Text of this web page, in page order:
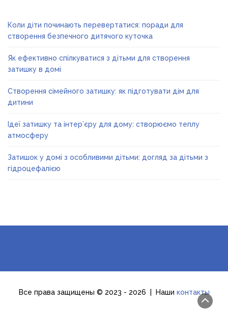
Коли діти починають перевертатися: поради для
створення безпечного дитячого куточка
Як ефективно спілкуватися з дітьми для створення
затишку в домі
Створення сімейного затишку: як підготувати дім для
дитини
Ідеї затишку та інтер’єру для дому: створюємо теплу
атмосферу
Затишок у домі з особливими дітьми: догляд за дітьми з
гідроцефалією
Все права защищены © 2023 - 2026 | Наши контакты